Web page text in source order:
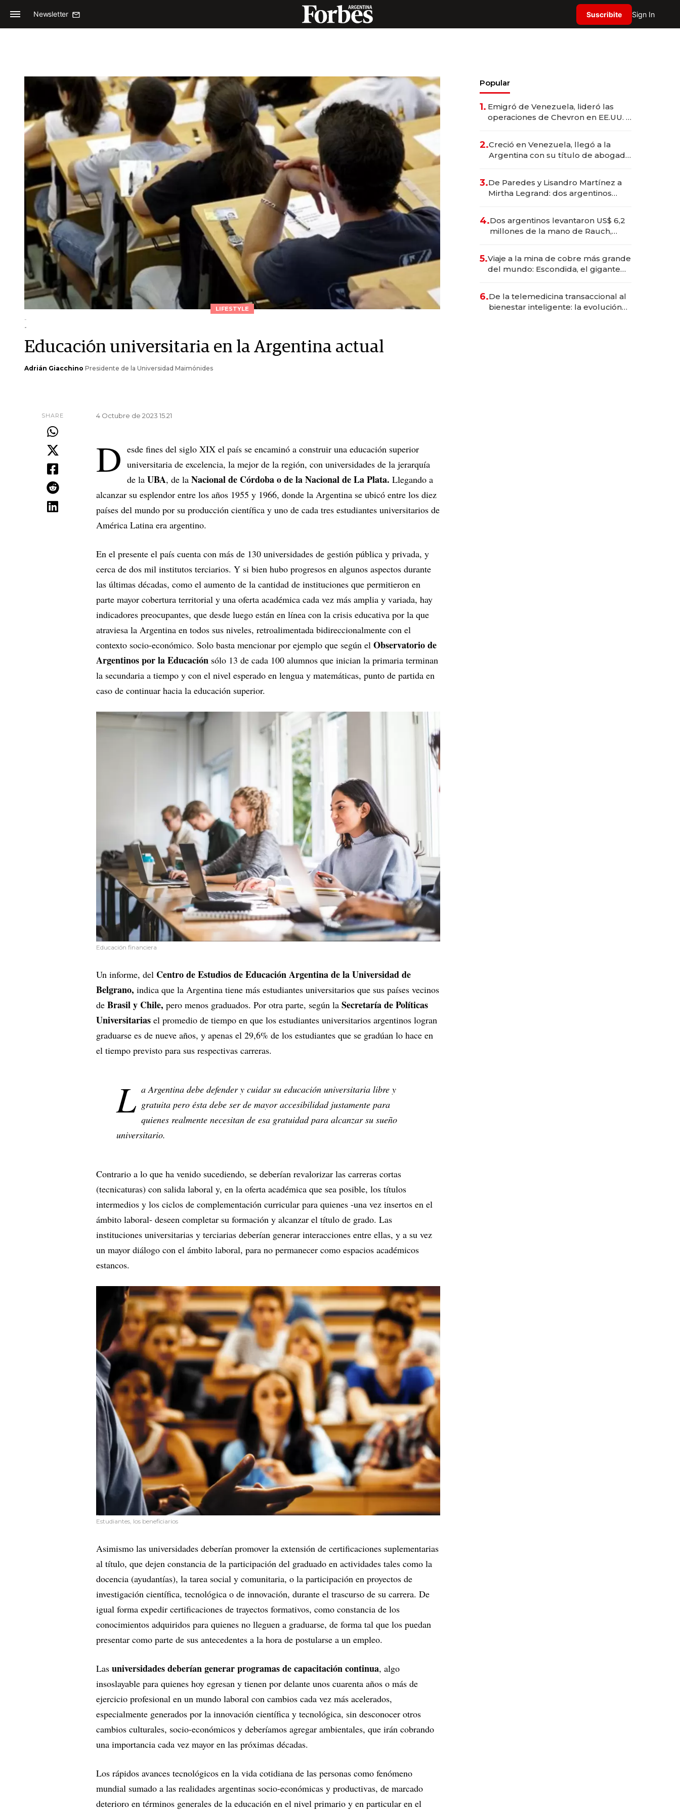
Newsletter Suscribite Sign In
LIFESTYLE
-
-
Educación universitaria en la Argentina actual
Adrián Giacchino Presidente de la Universidad Maimónides
SHARE 4 Octubre de 2023 15.21
D esde fines del siglo XIX el país se encaminó a construir una educación superior
universitaria de excelencia, la mejor de la región, con universidades de la jerarquía
de la UBA, de la Nacional de Córdoba o de la Nacional de La Plata. Llegando a
alcanzar su esplendor entre los años 1955 y 1966, donde la Argentina se ubicó entre los diez
países del mundo por su producción científica y uno de cada tres estudiantes universitarios de
América Latina era argentino.
En el presente el país cuenta con más de 130 universidades de gestión pública y privada, y
cerca de dos mil institutos terciarios. Y si bien hubo progresos en algunos aspectos durante
las últimas décadas, como el aumento de la cantidad de instituciones que permitieron en
parte mayor cobertura territorial y una oferta académica cada vez más amplia y variada, hay
indicadores preocupantes, que desde luego están en línea con la crisis educativa por la que
atraviesa la Argentina en todos sus niveles, retroalimentada bidireccionalmente con el
contexto socio-económico. Solo basta mencionar por ejemplo que según el Observatorio de
Argentinos por la Educación sólo 13 de cada 100 alumnos que inician la primaria terminan
la secundaria a tiempo y con el nivel esperado en lengua y matemáticas, punto de partida en
caso de continuar hacia la educación superior.
Educación financiera
Un informe, del Centro de Estudios de Educación Argentina de la Universidad de
Belgrano, indica que la Argentina tiene más estudiantes universitarios que sus países vecinos
de Brasil y Chile, pero menos graduados. Por otra parte, según la Secretaría de Políticas
Universitarias el promedio de tiempo en que los estudiantes universitarios argentinos logran
graduarse es de nueve años, y apenas el 29,6% de los estudiantes que se gradúan lo hace en
el tiempo previsto para sus respectivas carreras.
L a Argentina debe defender y cuidar su educación universitaria libre y
gratuita pero ésta debe ser de mayor accesibilidad justamente para
quienes realmente necesitan de esa gratuidad para alcanzar su sueño
universitario.
Contrario a lo que ha venido sucediendo, se deberían revalorizar las carreras cortas
(tecnicaturas) con salida laboral y, en la oferta académica que sea posible, los títulos
intermedios y los ciclos de complementación curricular para quienes -una vez insertos en el
ámbito laboral- deseen completar su formación y alcanzar el título de grado. Las
instituciones universitarias y terciarias deberían generar interacciones entre ellas, y a su vez
un mayor diálogo con el ámbito laboral, para no permanecer como espacios académicos
estancos.
Estudiantes, los beneficiarios
Asimismo las universidades deberían promover la extensión de certificaciones suplementarias
al título, que dejen constancia de la participación del graduado en actividades tales como la
docencia (ayudantías), la tarea social y comunitaria, o la participación en proyectos de
investigación científica, tecnológica o de innovación, durante el trascurso de su carrera. De
igual forma expedir certificaciones de trayectos formativos, como constancia de los
conocimientos adquiridos para quienes no lleguen a graduarse, de forma tal que los puedan
presentar como parte de sus antecedentes a la hora de postularse a un empleo.
Las universidades deberían generar programas de capacitación continua, algo
insoslayable para quienes hoy egresan y tienen por delante unos cuarenta años o más de
ejercicio profesional en un mundo laboral con cambios cada vez más acelerados,
especialmente generados por la innovación científica y tecnológica, sin desconocer otros
cambios culturales, socio-económicos y deberíamos agregar ambientales, que irán cobrando
una importancia cada vez mayor en las próximas décadas.
Los rápidos avances tecnológicos en la vida cotidiana de las personas como fenómeno
mundial sumado a las realidades argentinas socio-económicas y productivas, de marcado
deterioro en términos generales de la educación en el nivel primario y en particular en el
Popular
1. Emigró de Venezuela, lideró las
operaciones de Chevron en EE.UU. y
2.Creció en Venezuela, llegó a la
Argentina con su título de abogado
marcas "fast premium"
3.De Paredes y Lisandro Martínez a
Mirtha Legrand: dos argentinos
deportivo y el cuidado corporal
4.Dos argentinos levantaron US$ 6,2
millones de la mano de Rauch,
5.Viaje a la mina de cobre más grande
del mundo: Escondida, el gigante
6.De la telemedicina transaccional al
bienestar inteligente: la evolución